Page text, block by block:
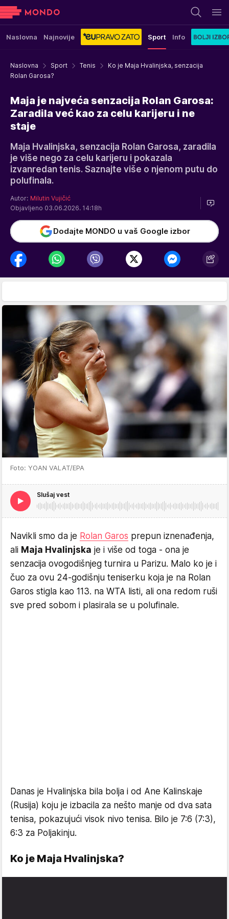
Naslovna Najnovije Sport Info
Naslovna Sport Tenis
Ko je Maja Hvalinjska, senzacija
Rolan Garosa?
Maja je najveća senzacija Rolan Garosa:
Zaradila već kao za celu karijeru i ne
staje
Maja Hvalinjska, senzacija Rolan Garosa, zaradila
je više nego za celu karijeru i pokazala
izvanredan tenis. Saznajte više o njenom putu do
polufinala.
Autor: Milutin Vujičić
Objavljeno 03.06.2026. 14:18h
Dodajte MONDO u vaš Google izbor
Foto: YOAN VALAT/EPA
Slušaj vest
Navikli smo da je Rolan Garos prepun iznenađenja,
ali Maja Hvalinjska je i više od toga - ona je
senzacija ovogodišnjeg turnira u Parizu. Malo ko je i
čuo za ovu 24-godišnju teniserku koja je na Rolan
Garos stigla kao 113. na WTA listi, ali ona redom ruši
sve pred sobom i plasirala se u polufinale.
Danas je Hvalinjska bila bolja i od Ane Kalinskaje
(Rusija) koju je izbacila za nešto manje od dva sata
tenisa, pokazujući visok nivo tenisa. Bilo je 7:6 (7:3),
6:3 za Poljakinju.
Ko je Maja Hvalinjska?